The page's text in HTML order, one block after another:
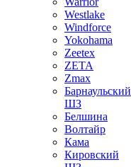
Westlake
Windforce
Yokohama
Zeetex
ZETA
Zmax
Барнаульский
ШЗ
Белшина
Волтайр
Кама
Кировский